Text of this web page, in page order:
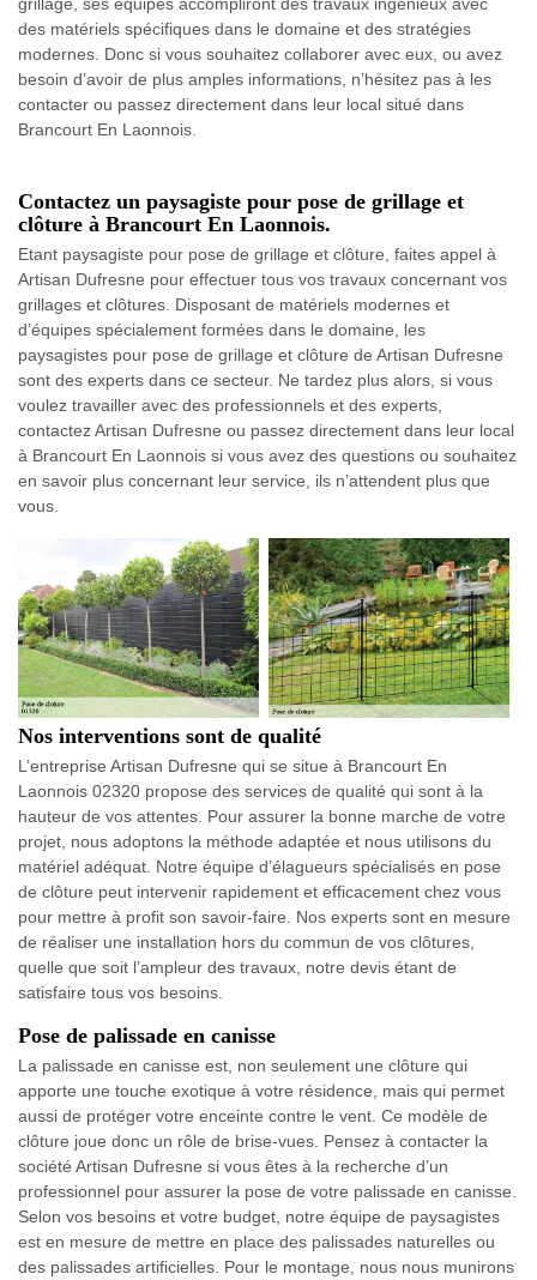
des matériels spécifiques dans le domaine et des stratégies
modernes. Donc si vous souhaitez collaborer avec eux, ou avez
besoin d’avoir de plus amples informations, n’hésitez pas à les
contacter ou passez directement dans leur local situé dans
Brancourt En Laonnois.
Contactez un paysagiste pour pose de grillage et
clôture à Brancourt En Laonnois.
Etant paysagiste pour pose de grillage et clôture, faites appel à
Artisan Dufresne pour effectuer tous vos travaux concernant vos
grillages et clôtures. Disposant de matériels modernes et
d’équipes spécialement formées dans le domaine, les
paysagistes pour pose de grillage et clôture de Artisan Dufresne
sont des experts dans ce secteur. Ne tardez plus alors, si vous
voulez travailler avec des professionnels et des experts,
contactez Artisan Dufresne ou passez directement dans leur local
à Brancourt En Laonnois si vous avez des questions ou souhaitez
en savoir plus concernant leur service, ils n’attendent plus que
vous.
Nos interventions sont de qualité
L’entreprise Artisan Dufresne qui se situe à Brancourt En
Laonnois 02320 propose des services de qualité qui sont à la
hauteur de vos attentes. Pour assurer la bonne marche de votre
projet, nous adoptons la méthode adaptée et nous utilisons du
matériel adéquat. Notre équipe d’élagueurs spécialisés en pose
de clôture peut intervenir rapidement et efficacement chez vous
pour mettre à profit son savoir-faire. Nos experts sont en mesure
de réaliser une installation hors du commun de vos clôtures,
quelle que soit l’ampleur des travaux, notre devis étant de
satisfaire tous vos besoins.
Pose de palissade en canisse
La palissade en canisse est, non seulement une clôture qui
apporte une touche exotique à votre résidence, mais qui permet
aussi de protéger votre enceinte contre le vent. Ce modèle de
clôture joue donc un rôle de brise-vues. Pensez à contacter la
société Artisan Dufresne si vous êtes à la recherche d’un
professionnel pour assurer la pose de votre palissade en canisse.
Selon vos besoins et votre budget, notre équipe de paysagistes
est en mesure de mettre en place des palissades naturelles ou
des palissades artificielles. Pour le montage, nous nous munirons